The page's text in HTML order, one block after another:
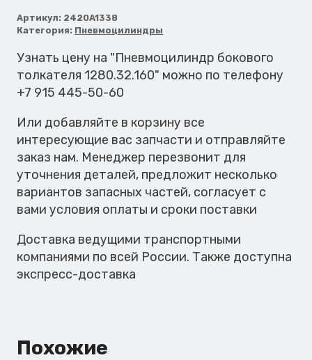
бокового
толкателя
1280.32.160
Артикул: 2420A1338
Категория: Пневмоцилиндры
Узнать цену на "Пневмоцилиндр бокового
толкателя 1280.32.160" можно по телефону
+7 915 445-50-60
Или добавляйте в корзину все
интересующие вас запчасти и отправляйте
заказ нам. Менеджер перезвонит для
уточнения деталей, предложит несколько
вариантов запасных частей, согласует с
вами условия оплаты и сроки поставки
Доставка ведущими транспортными
компаниями по всей России. Также доступна
экспресс-доставка
Похожие